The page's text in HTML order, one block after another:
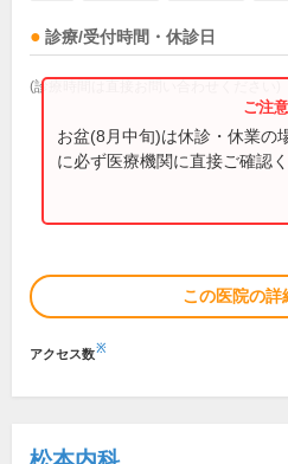
診療/受付時間・休診日
(診療時間は直接お問い合わせください)
お盆(8月中旬)は休診・休業の
に必ず医療機関に直接ご確認く
この医院の詳
アクセス数※